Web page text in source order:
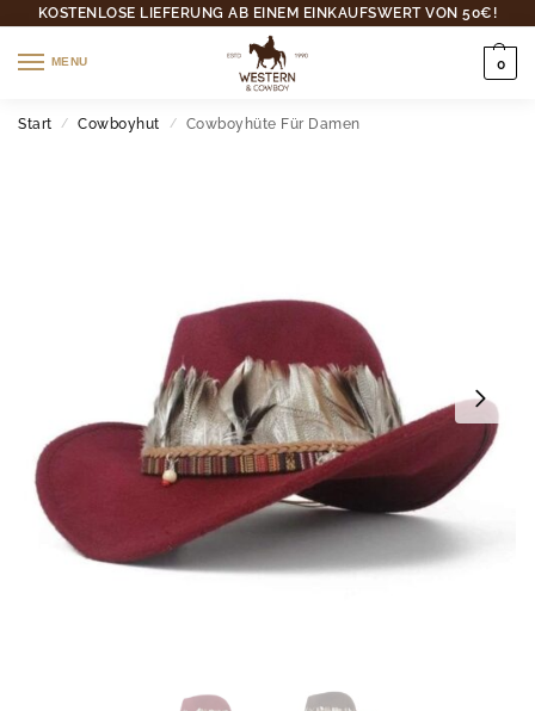
KOSTENLOSE LIEFERUNG AB EINEM EINKAUFSWERT VON 50€!
MENU 0
Start / Cowboyhut / Cowboyhüte Für Damen